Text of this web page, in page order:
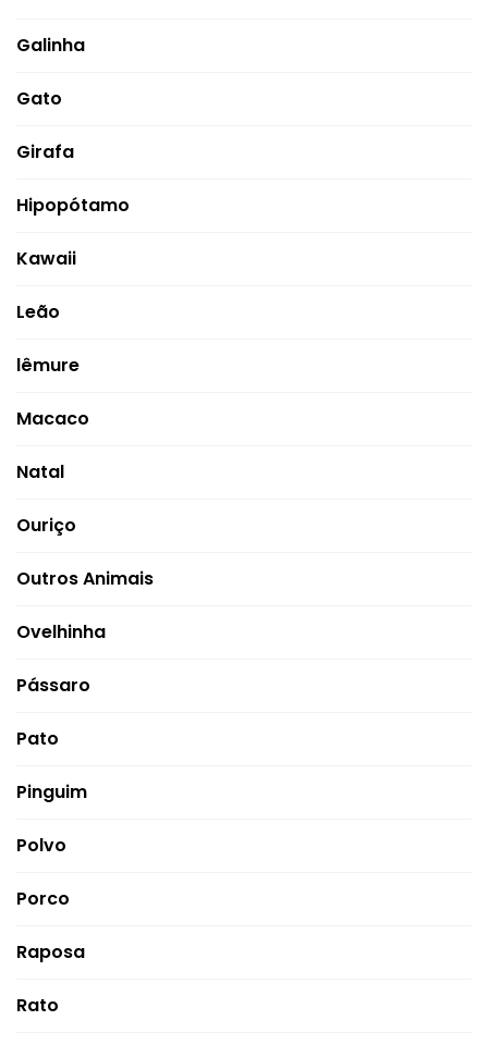
Galinha
Gato
Girafa
Hipopótamo
Kawaii
Leão
lêmure
Macaco
Natal
Ouriço
Outros Animais
Ovelhinha
Pássaro
Pato
Pinguim
Polvo
Porco
Raposa
Rato